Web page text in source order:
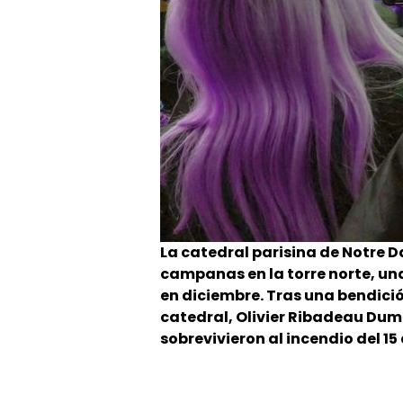
La catedral parisina de Notre
campanas en la torre norte,
en diciembre. Tras una
catedral, Olivier Ribadeau
sobrevivieron al incendio del 15